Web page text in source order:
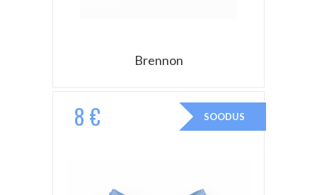
Brennon
SOODUS
8 €